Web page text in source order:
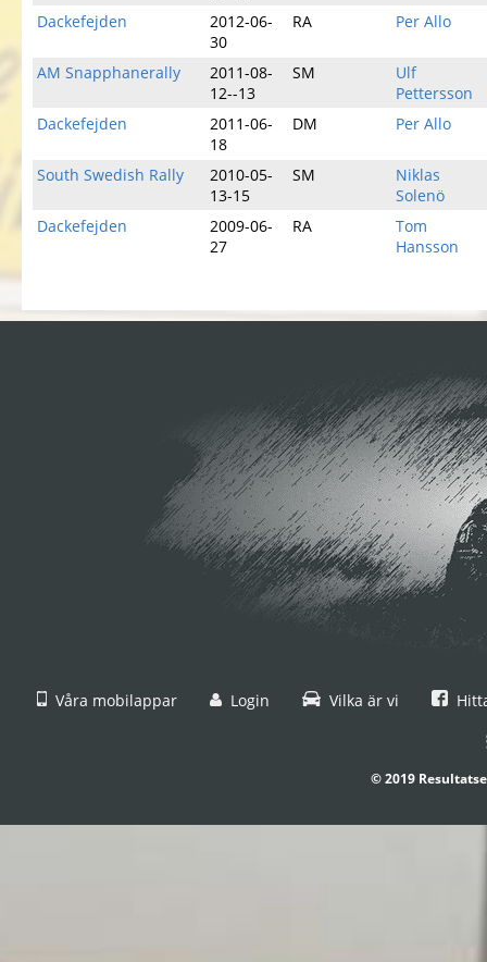
Dackefejden
2012-06-
30
RA Per Allo
AM Snapphanerally
2011-08-
12--13
SM
Ulf
Pettersson
Dackefejden
2011-06-
18
DM Per Allo
South Swedish Rally
2010-05-
13-15
SM
Niklas
Solenö
Dackefejden
2009-06-
27
RA
Tom
Hansson
Våra mobilappar Login Vilka är vi
© 2019